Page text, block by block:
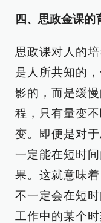
四、思政金课
思政课对人的
是人所共知的
影的，而是缓
程，只有量变
变。即便是对
一定能在短时
果。这就意味
不一定会在短
工作中的某个